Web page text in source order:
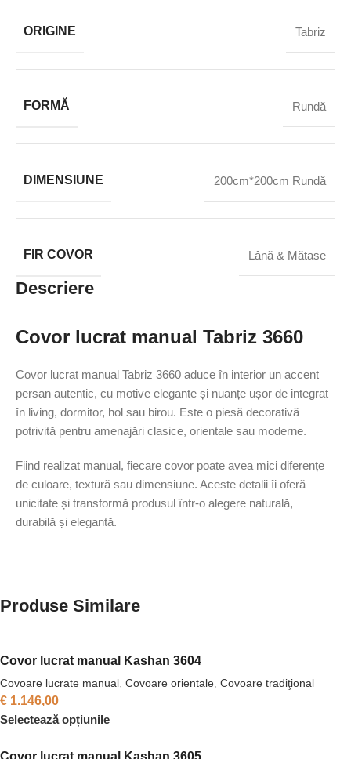
ORIGINE Tabriz
FORMĂ Rundă
DIMENSIUNE 200cm*200cm Rundă
FIR COVOR Lână & Mătase
Descriere
Covor lucrat manual Tabriz 3660
Covor lucrat manual Tabriz 3660 aduce în interior un accent
persan autentic, cu motive elegante și nuanțe ușor de integrat
în living, dormitor, hol sau birou. Este o piesă decorativă
potrivită pentru amenajări clasice, orientale sau moderne.
Fiind realizat manual, fiecare covor poate avea mici diferențe
de culoare, textură sau dimensiune. Aceste detalii îi oferă
unicitate și transformă produsul într-o alegere naturală,
durabilă și elegantă.
Produse Similare
Covor lucrat manual Kashan 3604
Covoare lucrate manual, Covoare orientale, Covoare tradiţional
€ 1.146,00
Selectează opțiunile